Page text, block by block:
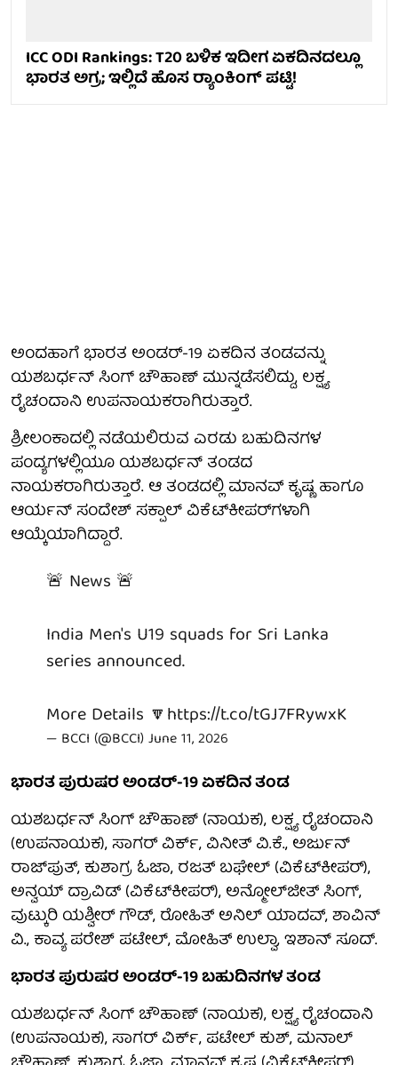
ICC ODI Rankings: T20 ಬಳಿಕ ಇದೀಗ ಏಕದಿನದಲ್ಲೂ
ಭಾರತ ಅಗ್ರ; ಇಲ್ಲಿದೆ ಹೊಸ ರ್‍ಯಾಂಕಿಂಗ್‌‌ ಪಟ್ಟಿ!
ಅಂದಹಾಗೆ ಭಾರತ ಅಂಡರ್-19 ಏಕದಿನ ತಂಡವನ್ನು
ಯಶಬರ್ಧನ್ ಸಿಂಗ್ ಚೌಹಾಣ್ ಮುನ್ನಡೆಸಲಿದ್ದು, ಲಕ್ಷ್ಯ
ರೈಚಂದಾನಿ ಉಪನಾಯಕರಾಗಿರುತ್ತಾರೆ.
ಶ್ರೀಲಂಕಾದಲ್ಲಿ ನಡೆಯಲಿರುವ ಎರಡು ಬಹುದಿನಗಳ
ಪಂದ್ಯಗಳಲ್ಲಿಯೂ ಯಶಬರ್ಧನ್ ತಂಡದ
ನಾಯಕರಾಗಿರುತ್ತಾರೆ. ಆ ತಂಡದಲ್ಲಿ ಮಾನವ್ ಕೃಷ್ಣ ಹಾಗೂ
ಆರ್ಯನ್ ಸಂದೇಶ್ ಸಕ್ಪಾಲ್ ವಿಕೆಟ್‌ಕೀಪರ್‌ಗಳಾಗಿ
ಆಯ್ಕೆಯಾಗಿದ್ದಾರೆ.
🚨 News 🚨
India Men's U19 squads for Sri Lanka
series announced.
More Details 🔽https://t.co/tGJ7FRywxK
— BCCI (@BCCI)June 11, 2026
ಭಾರತ ಪುರುಷರ ಅಂಡರ್-19 ಏಕದಿನ ತಂಡ
ಯಶಬರ್ಧನ್ ಸಿಂಗ್ ಚೌಹಾಣ್ (ನಾಯಕ), ಲಕ್ಷ್ಯ ರೈಚಂದಾನಿ
(ಉಪನಾಯಕ), ಸಾಗರ್ ವಿರ್ಕ್, ವಿನೀತ್ ವಿ.ಕೆ., ಅರ್ಜುನ್
ರಾಜ್‌ಪುತ್, ಕುಶಾಗ್ರ ಓಜಾ, ರಜತ್ ಬಘೇಲ್ (ವಿಕೆಟ್‌ಕೀಪರ್),
ಅನ್ವಯ್ ದ್ರಾವಿಡ್ (ವಿಕೆಟ್‌ಕೀಪರ್), ಅನ್ಮೋಲ್‌ಜೀತ್ ಸಿಂಗ್,
ವುಟ್ಕುರಿ ಯಶ್ವೀರ್ ಗೌಡ್, ರೋಹಿತ್ ಅನಿಲ್ ಯಾದವ್, ಶಾವಿನ್
ವಿ., ಕಾವ್ಯ ಪರೇಶ್ ಪಟೇಲ್, ಮೋಹಿತ್ ಉಲ್ವಾ, ಇಶಾನ್ ಸೂದ್.
ಭಾರತ ಪುರುಷರ ಅಂಡರ್-19 ಬಹುದಿನಗಳ ತಂಡ
ಯಶಬರ್ಧನ್ ಸಿಂಗ್ ಚೌಹಾಣ್ (ನಾಯಕ), ಲಕ್ಷ್ಯ ರೈಚಂದಾನಿ
(ಉಪನಾಯಕ), ಸಾಗರ್ ವಿರ್ಕ್, ಪಟೇಲ್ ಕುಶ್, ಮನಾಲ್